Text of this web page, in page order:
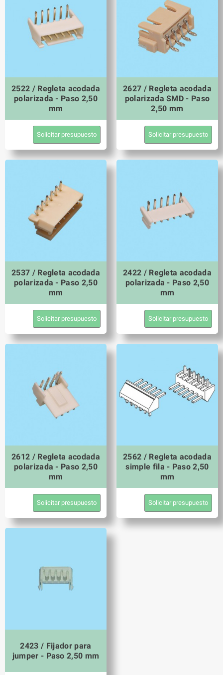
2522 / Regleta acodada
polarizada - Paso 2,50
mm
Solicitar presupuesto
2627 / Regleta acodada
polarizada SMD - Paso
2,50 mm
Solicitar presupuesto
2537 / Regleta acodada
polarizada - Paso 2,50
mm
Solicitar presupuesto
2422 / Regleta acodada
polarizada - Paso 2,50
mm
Solicitar presupuesto
2612 / Regleta acodada
polarizada - Paso 2,50
mm
Solicitar presupuesto
2562 / Regleta acodada
simple fila - Paso 2,50
mm
Solicitar presupuesto
2423 / Fijador para
jumper - Paso 2,50 mm